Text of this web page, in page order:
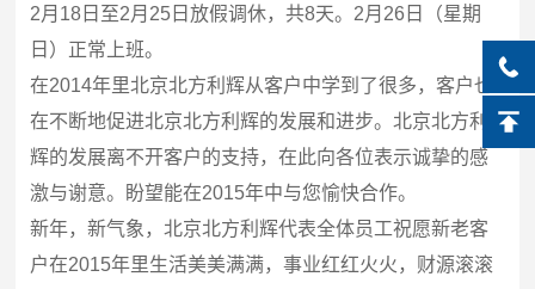
2月 18 日 至2月 25 日放假调休，共8天。 2月 26 日
（星期
日）正常上班。
在2014年里北京北方利辉从客户中学到了很多，客户也
在不断地促进北京北方利辉的发展和进步。北京北方利
辉的发展离不开客户的支持，在此向各位表示诚挚的感
激与谢意。盼望能在2015年中与您愉快合作。
新年，新气象，北京北方利辉代表全体员工祝愿新老客
户在2015年里生活美美满满，事业红红火火，财源滚滚